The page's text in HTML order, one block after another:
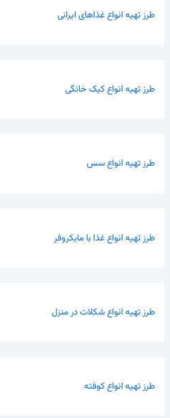
طرز تهیه انواع غذاهای ایرانی
طرز تهیه انواع کیک خانگی
طرز تهیه انواع سس
طرز تهیه انواع غذا با مایکروفر
طرز تهیه انواع شکلات در منزل
طرز تهیه انواع کوفته